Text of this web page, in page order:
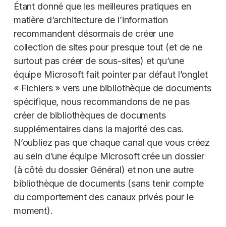
Étant donné que les meilleures pratiques en
matière d’architecture de l’information
recommandent désormais de créer une
collection de sites pour presque tout (et de ne
surtout pas créer de sous-sites) et qu’une
équipe Microsoft fait pointer par défaut l’onglet
« Fichiers » vers une bibliothèque de documents
spécifique, nous recommandons de ne pas
créer de bibliothèques de documents
supplémentaires dans la majorité des cas.
N’oubliez pas que chaque canal que vous créez
au sein d’une équipe Microsoft crée un dossier
(à côté du dossier Général) et non une autre
bibliothèque de documents (sans tenir compte
du comportement des canaux privés pour le
moment).